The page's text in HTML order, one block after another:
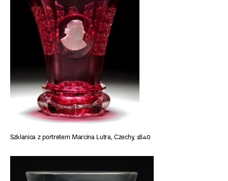
Szklanica z portretem Marcina Lutra, Czechy, 1840